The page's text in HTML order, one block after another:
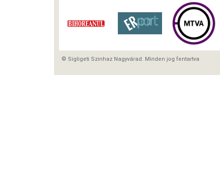
© Sigligeti Szinhaz Nagyvárad. Minden jog fentartva